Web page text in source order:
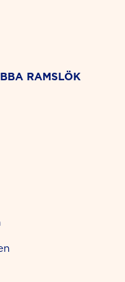
RAMSLÖK